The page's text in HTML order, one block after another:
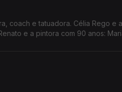
coach e tatuadora. Célia Rego e
e a pintora com 90 anos: